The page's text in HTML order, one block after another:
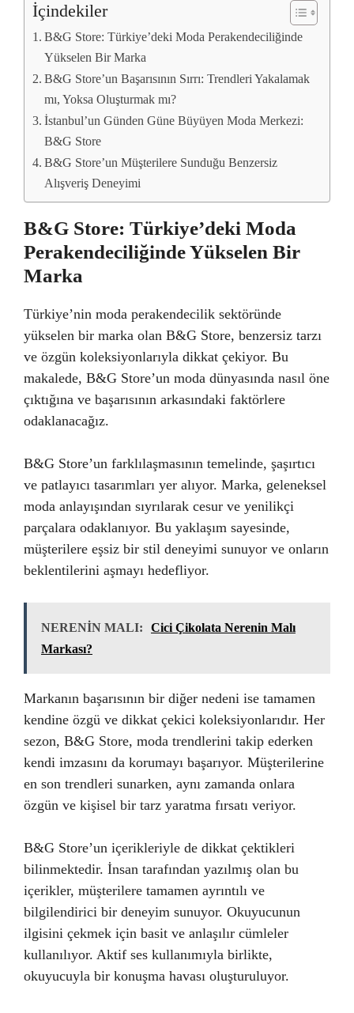
İçindekiler
B&G Store: Türkiye’deki Moda Perakendeciliğinde
Yükselen Bir Marka
B&G Store’un Başarısının Sırrı: Trendleri Yakalamak
mı, Yoksa Oluşturmak mı?
İstanbul’un Günden Güne Büyüyen Moda Merkezi:
B&G Store
B&G Store’un Müşterilere Sunduğu Benzersiz
Alışveriş Deneyimi
B&G Store: Türkiye’deki Moda
Perakendeciliğinde Yükselen Bir
Marka
Türkiye’nin moda perakendecilik sektöründe
yükselen bir marka olan B&G Store, benzersiz tarzı
ve özgün koleksiyonlarıyla dikkat çekiyor. Bu
makalede, B&G Store’un moda dünyasında nasıl öne
çıktığına ve başarısının arkasındaki faktörlere
odaklanacağız.
B&G Store’un farklılaşmasının temelinde, şaşırtıcı
ve patlayıcı tasarımları yer alıyor. Marka, geleneksel
moda anlayışından sıyrılarak cesur ve yenilikçi
parçalara odaklanıyor. Bu yaklaşım sayesinde,
müşterilere eşsiz bir stil deneyimi sunuyor ve onların
beklentilerini aşmayı hedefliyor.
NERENİN MALI:
Cici Çikolata Nerenin Malı
Markası?
Markanın başarısının bir diğer nedeni ise tamamen
kendine özgü ve dikkat çekici koleksiyonlarıdır. Her
sezon, B&G Store, moda trendlerini takip ederken
kendi imzasını da korumayı başarıyor. Müşterilerine
en son trendleri sunarken, aynı zamanda onlara
özgün ve kişisel bir tarz yaratma fırsatı veriyor.
B&G Store’un içerikleriyle de dikkat çektikleri
bilinmektedir. İnsan tarafından yazılmış olan bu
içerikler, müşterilere tamamen ayrıntılı ve
bilgilendirici bir deneyim sunuyor. Okuyucunun
ilgisini çekmek için basit ve anlaşılır cümleler
kullanılıyor. Aktif ses kullanımıyla birlikte,
okuyucuyla bir konuşma havası oluşturuluyor.